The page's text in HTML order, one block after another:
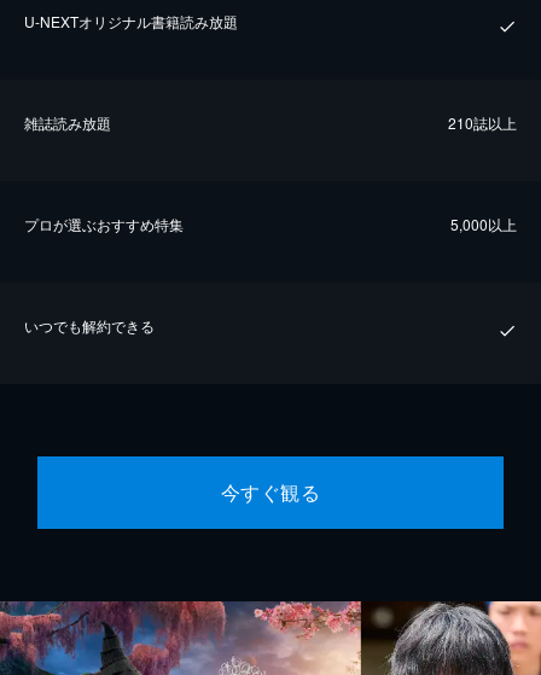
U-NEXTオリジナル書籍読み放題
雑誌読み放題 210誌以上
プロが選ぶおすすめ特集 5,000以上
いつでも解約できる
今すぐ観る